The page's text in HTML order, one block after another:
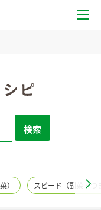
検索
） スピード（副菜・つ